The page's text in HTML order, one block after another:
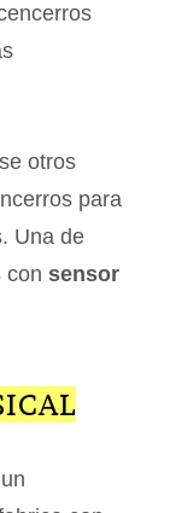
otros
para
Una de
con sensor